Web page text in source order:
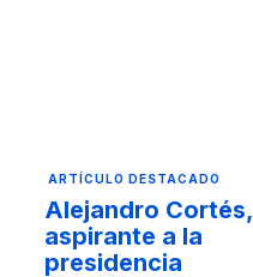
ARTÍCULO DESTACADO
Alejandro Cortés,
aspirante a la
presidencia